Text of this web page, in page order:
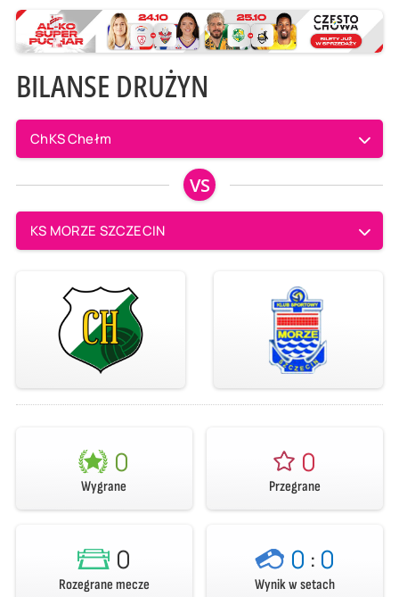
BILANSE DRUŻYN
ChKS Chełm
VS
KS MORZE SZCZECIN
0
Wygrane
0
Przegrane
0
Rozegrane mecze
0 : 0
Wynik w setach